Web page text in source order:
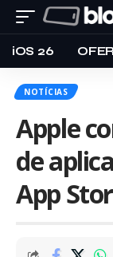
iOS 26
NOTÍCIAS
Apple
de
App